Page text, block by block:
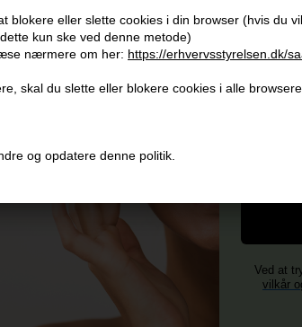
blokere eller slette cookies i din browser (hvis du
kun ske ved denne metode)
nærmere om her: https://erhvervsstyrelsen.dk/
skal du slette eller blokere cookies i alle browsere.
og opdatere denne politik.
Og
Ved at
vilkår